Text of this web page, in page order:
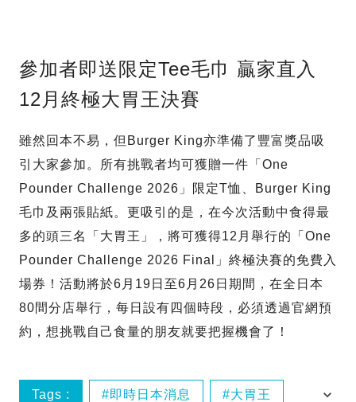
參加者即送限定Tee毛巾 贏家直入
12月終極大胃王決賽
雖然回本不易，但Burger King亦準備了豐富獎品吸
引大家參加。所有挑戰者均可獲贈一件「One
Pounder Challenge 2026」限定T恤、Burger King
毛巾及兩張貼紙。更吸引的是，在今次活動中食得最
多的頭三名「大胃王」，將可獲得12月舉行的「One
Pounder Challenge 2026 Final」終極決賽的免費入
場券！活動將於6月19日至6月26日期間，在全日本
80間分店舉行，每日設有四個時段，必須透過官網預
約，想挑戰自己食量的朋友就要把握機會了！
Tags : 即時日本消息 大胃王